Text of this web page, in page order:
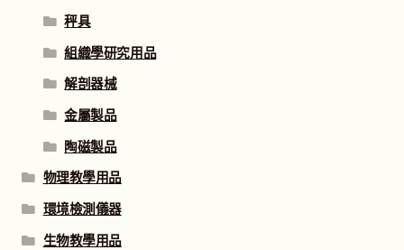
秤具
組織學研究用品
解剖器械
金屬製品
陶磁製品
物理教學用品
環境檢測儀器
生物教學用品